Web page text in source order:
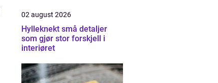
02 august 2026
Hylleknekt små detaljer
som gjør stor forskjell i
interiøret